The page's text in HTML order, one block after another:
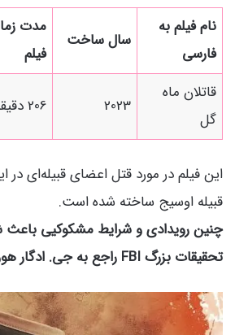
نام فیلم به
فارسی
سال ساخت
مدت
فیلم
قاتلان ماه
گل
2023 206 دقیقه
این فیلم در مورد قتل اعضای قبیله‌ای در
قبیله اوسیج ساخته شده است.
تحقیقات بزرگ FBI راجع به جی. ادگار هوور آغاز شود.